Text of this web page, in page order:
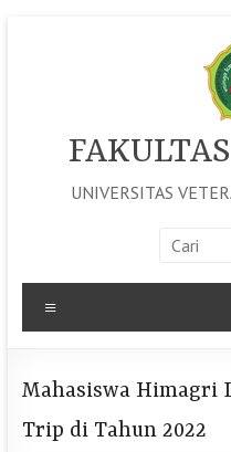
UNIVERSITAS
Mahasiswa Himagri
Trip di Tahun 2022